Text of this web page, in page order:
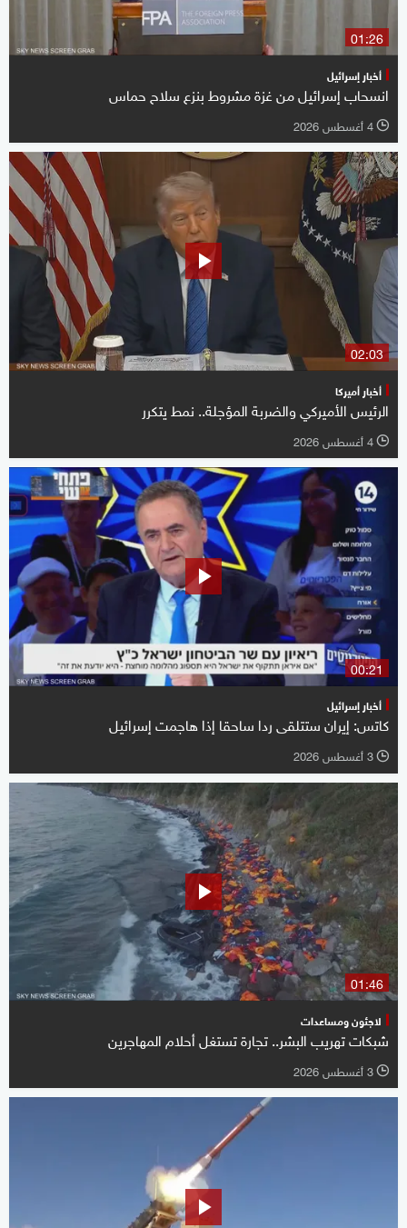
01:26
أخبار إسرائيل
انسحاب إسرائيل من غزة مشروط بنزع سلاح حماس
l 4 أغسطس 2026
02:03
أخبار أميركا
الرئيس الأميركي والضربة المؤجلة.. نمط يتكرر
l 4 أغسطس 2026
00:21
أخبار إسرائيل
كاتس: إيران ستتلقى ردا ساحقا إذا هاجمت إسرائيل
l 3 أغسطس 2026
01:46
لاجئون ومساعدات
شبكات تهريب البشر.. تجارة تستغل أحلام المهاجرين
l 3 أغسطس 2026